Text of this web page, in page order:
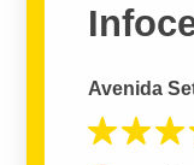
Avenida